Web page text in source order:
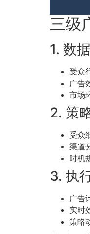
三级
1. 数
受众
广告
市场
2. 策
受众
渠道
时机
3. 执
广告
实时
策略